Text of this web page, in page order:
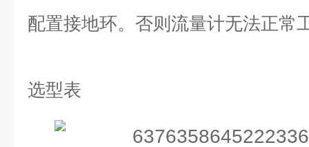
配置接地环。否则流量计无法正常
选型表